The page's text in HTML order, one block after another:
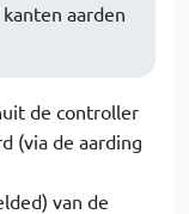
aarden
de controller
(via de aarding
van de